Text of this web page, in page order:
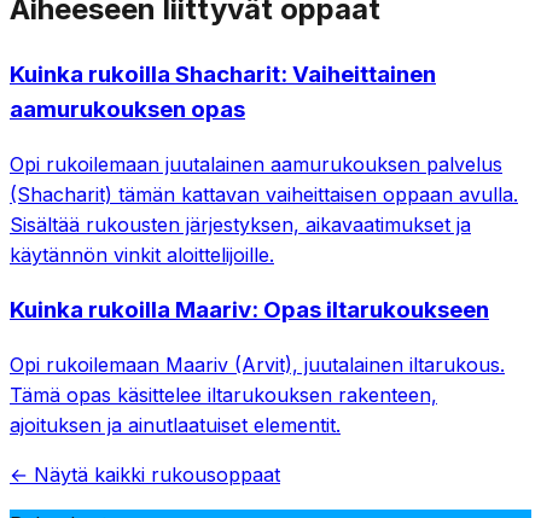
Aiheeseen liittyvät oppaat
Kuinka rukoilla Shacharit: Vaiheittainen
aamurukouksen opas
Opi rukoilemaan juutalainen aamurukouksen palvelus
(Shacharit) tämän kattavan vaiheittaisen oppaan avulla.
Sisältää rukousten järjestyksen, aikavaatimukset ja
käytännön vinkit aloittelijoille.
Kuinka rukoilla Maariv: Opas iltarukoukseen
Opi rukoilemaan Maariv (Arvit), juutalainen iltarukous.
Tämä opas käsittelee iltarukouksen rakenteen,
ajoituksen ja ainutlaatuiset elementit.
← Näytä kaikki rukousoppaat